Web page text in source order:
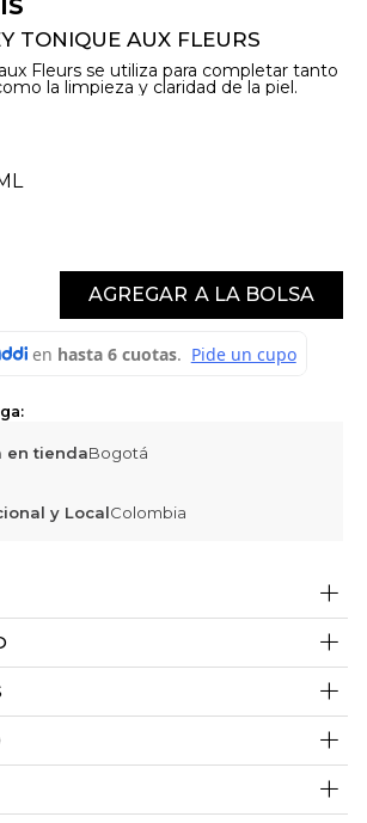
TONIQUE AUX FLEURS
Fleurs se utiliza para completar tanto
la limpieza y claridad de la piel.
AGREGAR
en tiendaBogotá
y LocalColombia
+
+
+
+
+